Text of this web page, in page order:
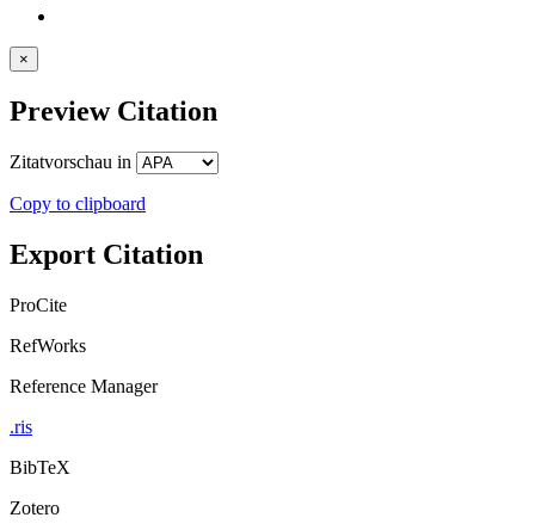
×
Preview Citation
Zitatvorschau in
Copy to clipboard
Export Citation
ProCite
RefWorks
Reference Manager
.ris
BibTeX
Zotero